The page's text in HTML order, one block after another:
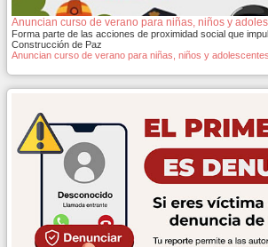
Anuncian curso de verano para niñas, niños y
Forma parte de las acciones de proximidad social que
Construcción de Paz
Anuncian curso de verano para niñas, niños y adolescentes